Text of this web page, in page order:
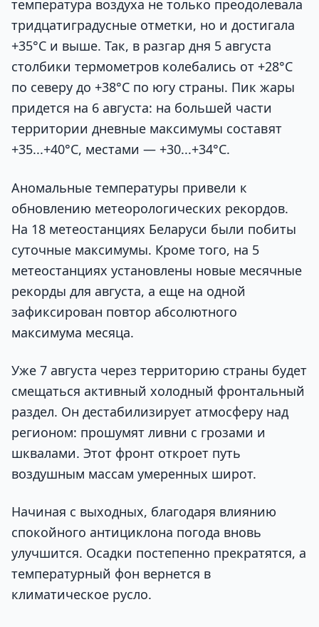
температура воздуха не только преодолевала
тридцатиградусные отметки, но и достигала
+35°С и выше. Так, в разгар дня 5 августа
столбики термометров колебались от +28°С
по северу до +38°С по югу страны. Пик жары
придется на 6 августа: на большей части
территории дневные максимумы составят
+35...+40°С, местами — +30...+34°С.
Аномальные температуры привели к
обновлению метеорологических рекордов.
На 18 метеостанциях Беларуси были побиты
суточные максимумы. Кроме того, на 5
метеостанциях установлены новые месячные
рекорды для августа, а еще на одной
зафиксирован повтор абсолютного
максимума месяца.
Уже 7 августа через территорию страны будет
смещаться активный холодный фронтальный
раздел. Он дестабилизирует атмосферу над
регионом: прошумят ливни с грозами и
шквалами. Этот фронт откроет путь
воздушным массам умеренных широт.
Начиная с выходных, благодаря влиянию
спокойного антициклона погода вновь
улучшится. Осадки постепенно прекратятся, а
температурный фон вернется в
климатическое русло.